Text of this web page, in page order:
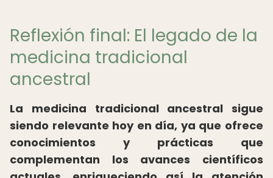
Reflexión final: El legado de la
medicina tradicional
ancestral
La medicina tradicional ancestral sigue
siendo relevante hoy en día, ya que ofrece
conocimientos y prácticas que
complementan los avances científicos